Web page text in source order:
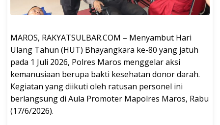
​MAROS, RAKYATSULBAR.COM – Menyambut Hari
Ulang Tahun (HUT) Bhayangkara ke-80 yang jatuh
pada 1 Juli 2026, Polres Maros menggelar aksi
kemanusiaan berupa bakti kesehatan donor darah.
Kegiatan yang diikuti oleh ratusan personel ini
berlangsung di Aula Promoter Mapolres Maros, Rabu
(17/6/2026).